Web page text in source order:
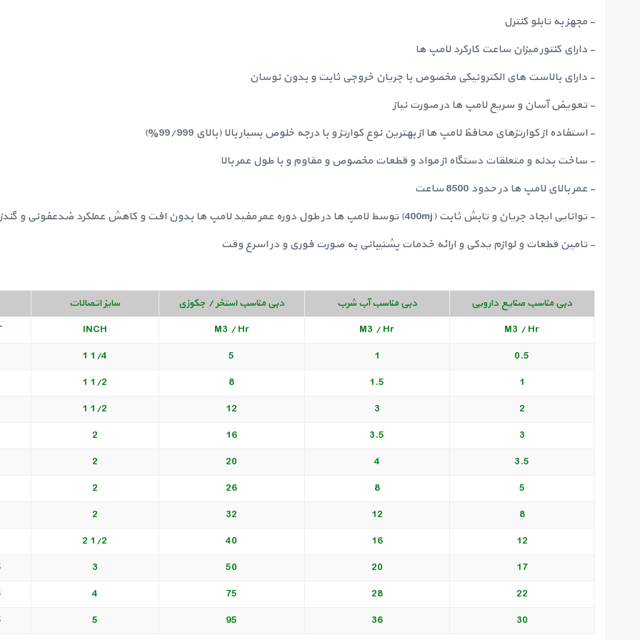
- مجهز به تابلو کنترل
- دارای کنتور میزان ساعت کارکرد لامپ ها
- دارای بالاست های الکترونیکی مخصوص با جریان خروجی ثابت و بدون نوسان
- تعویض آسان و سریع لامپ ها در صورت نیاز
- استفاده از کوارتزهای محافظ لامپ ها از بهترین نوع کوارتز و با درجه خلوص بسیار بالا (بالای 99/999%)
- ساخت بدنه و متعلقات دستگاه از مواد و قطعات مخصوص و مقاوم و با طول عمر بالا
- عمر بالای لامپ ها در حدود 8500 ساعت
- توانایی ایجاد جریان و تابش ثابت (400mj) توسط لامپ ها در طول دوره عمر مفید لامپ ها بدون افت و کاهش عملکرد ضدعفونی و گندزدایی آب
- تامین قطعات و لوازم یدکی و ارائه خدمات پشتیبانی به صورت فوری و در اسرع وقت
دبی مناسب صنایع دارویی دبی مناسب آب شرب دبی مناسب استخر / جکوزی سایز اتصالات
M3 / Hr
M3 / Hr
M3 / Hr
INCH
0.5
1
5
1/4 1
1
1.5
8
1/2 1
2
3
12
1/2 1
3
3.5
16
2
3.5
4
20
2
5
8
26
2
8
12
32
2
12
16
40
1/2 2
17
20
50
3
22
28
75
4
30
36
95
5